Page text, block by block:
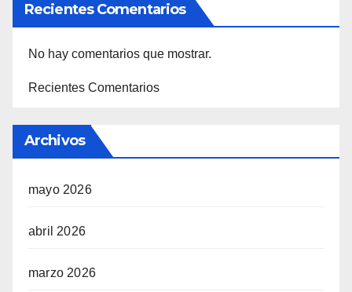
Recientes Comentarios
No hay comentarios que mostrar.
Recientes Comentarios
Archivos
mayo 2026
abril 2026
marzo 2026